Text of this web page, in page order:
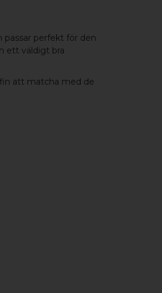
passar perfekt för den
ett väldigt bra
att matcha med de